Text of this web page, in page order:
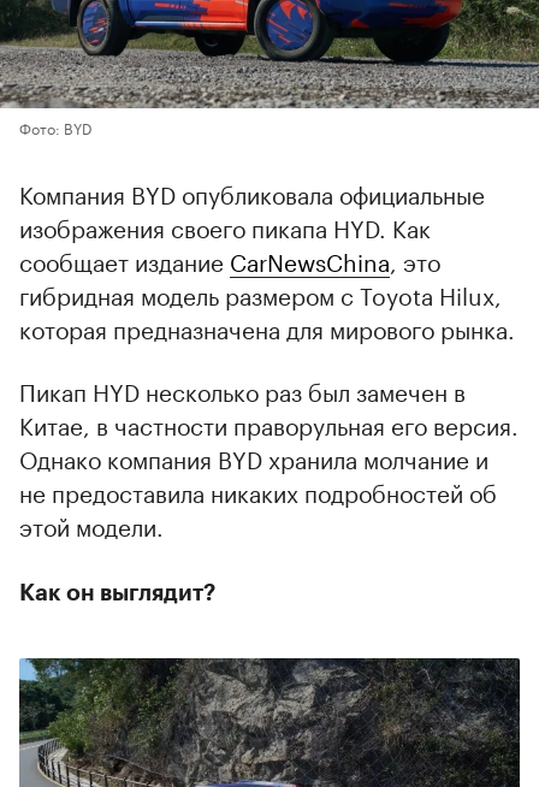
Фото: BYD
Компания BYD опубликовала официальные
изображения своего пикапа HYD. Как
сообщает издание CarNewsChina , это
гибридная модель размером с Toyota Hilux,
которая предназначена для мирового рынка.
Пикап HYD несколько раз был замечен в
Китае, в частности праворульная его версия.
Однако компания BYD хранила молчание и
не предоставила никаких подробностей об
этой модели.
Как он выглядит?